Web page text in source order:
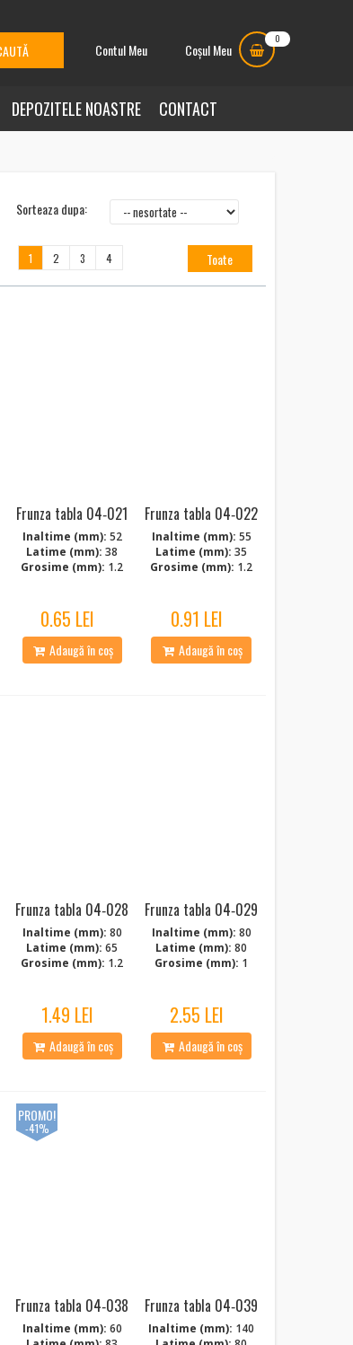
Contul Meu
Coșul Meu
0
DEPOZITELE NOASTRE CONTACT
Sorteaza dupa:
1 2 3 4 Toate
Frunza tabla 04‑021
Inaltime (mm): 52
Latime (mm): 38
Grosime (mm): 1.2
0.65 LEI
Adaugă în coș
Frunza tabla 04‑022
Inaltime (mm): 55
Latime (mm): 35
Grosime (mm): 1.2
0.91 LEI
Adaugă în coș
Frunza tabla 04‑028
Inaltime (mm): 80
Latime (mm): 65
Grosime (mm): 1.2
1.49 LEI
Adaugă în coș
Frunza tabla 04‑029
Inaltime (mm): 80
Latime (mm): 80
Grosime (mm): 1
2.55 LEI
Adaugă în coș
Frunza tabla 04‑038
Inaltime (mm): 60
PROMO!
-41%
Frunza tabla 04‑039
Inaltime (mm): 140